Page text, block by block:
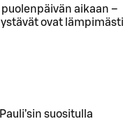
aikaan –
ovat lämpimästi
suositulla